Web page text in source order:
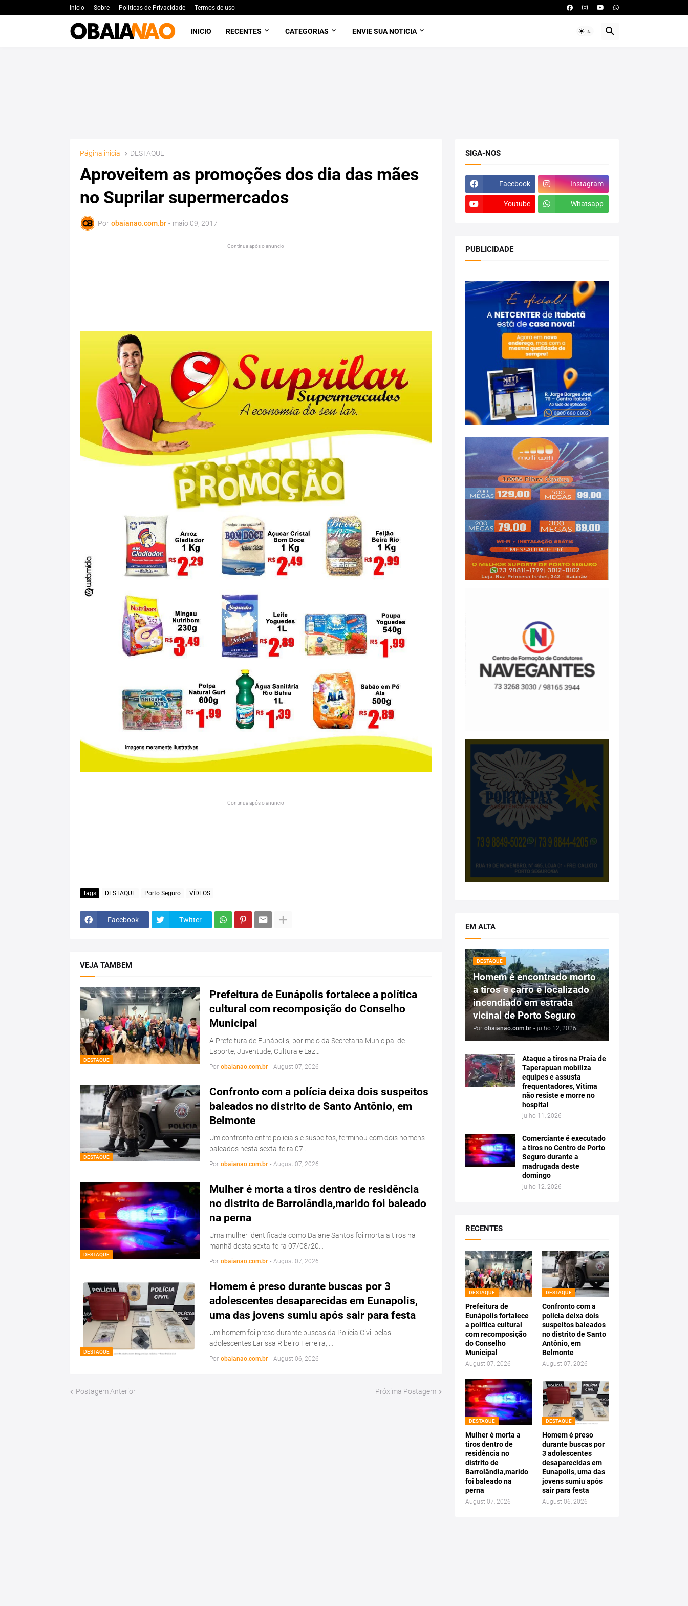
Inicio Sobre Politicas de Privacidade Termos de uso
INICIO RECENTES CATEGORIAS ENVIE SUA NOTICIA
Página inicial DESTAQUE
Aproveitem as promoções dos dia das mães
no Suprilar supermercados
Por obaianao.com.br - maio 09, 2017
Continua após o anuncio
Continua após o anuncio
Tags DESTAQUE Porto Seguro VÍDEOS
Facebook Twitter
VEJA TAMBEM
DESTAQUE
Prefeitura de Eunápolis fortalece a política
cultural com recomposição do Conselho
Municipal
A Prefeitura de Eunápolis, por meio da Secretaria Municipal de
Esporte, Juventude, Cultura e Laz…
Por obaianao.com.br - August 07, 2026
DESTAQUE
Confronto com a polícia deixa dois suspeitos
baleados no distrito de Santo Antônio, em
Belmonte
Um confronto entre policiais e suspeitos, terminou com dois homens
baleados nesta sexta-feira 07…
Por obaianao.com.br - August 07, 2026
DESTAQUE
Mulher é morta a tiros dentro de residência
no distrito de Barrolândia,marido foi baleado
na perna
Uma mulher identificada como Daiane Santos foi morta a tiros na
manhã desta sexta-feira 07/08/20…
Por obaianao.com.br - August 07, 2026
DESTAQUE
Homem é preso durante buscas por 3
adolescentes desaparecidas em Eunapolis,
uma das jovens sumiu após sair para festa
Um homem foi preso durante buscas da Polícia Civil pelas
adolescentes Larissa Ribeiro Ferreira, …
Por obaianao.com.br - August 06, 2026
Postagem Anterior Próxima Postagem
SIGA-NOS
Facebook Instagram
Youtube Whatsapp
PUBLICIDADE
EM ALTA
DESTAQUE
Homem é encontrado morto
a tiros e carro é localizado
incendiado em estrada
vicinal de Porto Seguro
Por obaianao.com.br - julho 12, 2026
Ataque a tiros na Praia de
Taperapuan mobiliza
equipes e assusta
frequentadores, Vitima
não resiste e morre no
hospital
julho 11, 2026
Comerciante é executado
a tiros no Centro de Porto
Seguro durante a
madrugada deste
domingo
julho 12, 2026
RECENTES
DESTAQUE
Prefeitura de
Eunápolis fortalece
a política cultural
com recomposição
do Conselho
Municipal
August 07, 2026
DESTAQUE
Confronto com a
polícia deixa dois
suspeitos baleados
no distrito de Santo
Antônio, em
Belmonte
August 07, 2026
DESTAQUE
Mulher é morta a
tiros dentro de
residência no
distrito de
Barrolândia,marido
foi baleado na
perna
August 07, 2026
DESTAQUE
Homem é preso
durante buscas por
3 adolescentes
desaparecidas em
Eunapolis, uma das
jovens sumiu após
sair para festa
August 06, 2026